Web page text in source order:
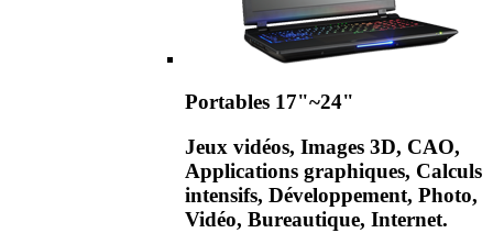
Portables 17"~24"
Jeux vidéos, Images 3D, CAO,
Applications graphiques, Calculs
intensifs, Développement, Photo,
Vidéo, Bureautique, Internet.